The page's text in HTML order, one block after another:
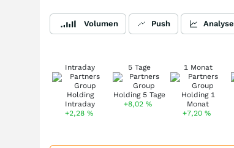
Volumen Push Analyse
Intraday
+2,28 %
5 Tage
+8,02%
1 Monat
+7,20%